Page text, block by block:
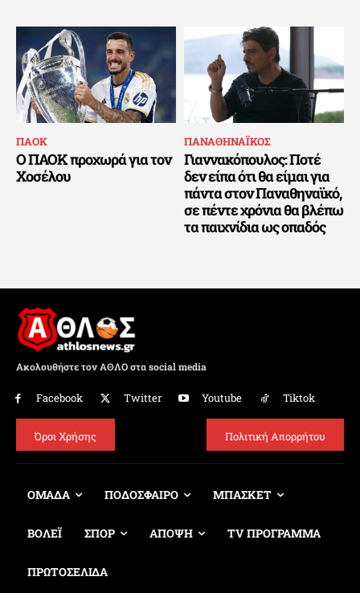
ΠΑΟΚ
Ο ΠΑΟΚ προχωρά για τον
Χοσέλου
ΠΑΝΑΘΗΝΑΪΚΟΣ
Γιαννακόπουλος: Ποτέ
δεν είπα ότι θα είμαι για
πάντα στον Παναθηναϊκό,
σε πέντε χρόνια θα βλέπω
τα παιχνίδια ως οπαδός
Ακολουθήστε τον ΑΘΛΟ στα social media
Facebook Twitter Youtube Tiktok
Όροι Χρήσης Πολιτική Απορρήτου
ΟΜΑΔΑ ΠΟΔΟΣΦΑΙΡΟ ΜΠΑΣΚΕΤ
ΒΟΛΕΪ ΣΠΟΡ ΑΠΟΨΗ TV ΠΡΟΓΡΑΜΜΑ
ΠΡΩΤΟΣΕΛΙΔΑ